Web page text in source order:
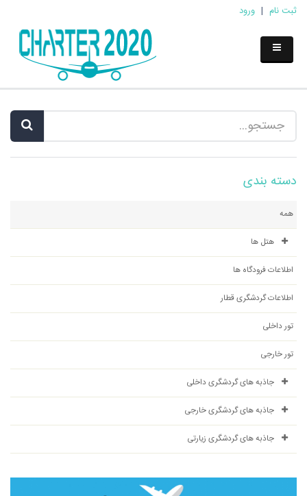
ثبت نام | ورود
دسته بندی
همه
هتل ها
اطلاعات فرودگاه ها
اطلاعات گردشگری قطار
تور داخلی
تور خارجی
جاذبه های گردشگری داخلی
جاذبه های گردشگری خارجی
جاذبه های گردشگری زیارتی